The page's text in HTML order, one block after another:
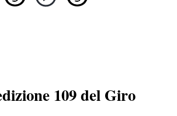
109 del Giro